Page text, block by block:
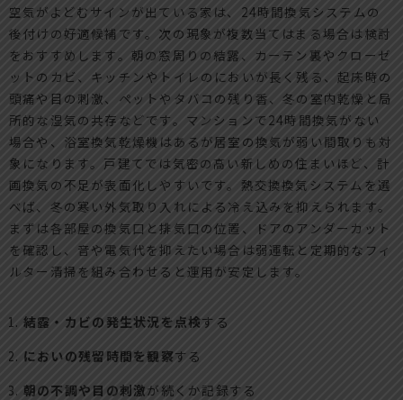
空気がよどむサインが出ている家は、24時間換気システムの
後付けの好適候補です。次の現象が複数当てはまる場合は検討
をおすすめします。朝の窓周りの結露、カーテン裏やクローゼ
ットのカビ、キッチンやトイレのにおいが長く残る、起床時の
頭痛や目の刺激、ペットやタバコの残り香、冬の室内乾燥と局
所的な湿気の共存などです。マンションで24時間換気がない
場合や、浴室換気乾燥機はあるが居室の換気が弱い間取りも対
象になります。戸建てでは気密の高い新しめの住まいほど、計
画換気の不足が表面化しやすいです。熱交換換気システムを選
べば、冬の寒い外気取り入れによる冷え込みを抑えられます。
まずは各部屋の換気口と排気口の位置、ドアのアンダーカット
を確認し、音や電気代を抑えたい場合は弱運転と定期的なフィ
ルター清掃を組み合わせると運用が安定します。
結露・カビの発生状況を点検する
においの残留時間を観察する
朝の不調や目の刺激が続くか記録する